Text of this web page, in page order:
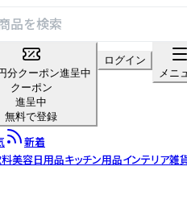
分クーポン進呈中
クーポン
進呈中
無料で登録
ログイン
メニ
新着
料美容日用品キッチン用品インテリア雑